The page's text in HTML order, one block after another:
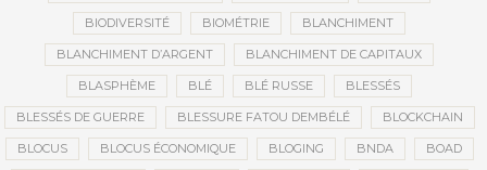
BIODIVERSITÉ BIOMÉTRIE BLANCHIMENT
BLANCHIMENT D’ARGENT BLANCHIMENT DE CAPITAUX
BLASPHÈME BLÉ BLÉ RUSSE BLESSÉS
BLESSÉS DE GUERRE BLESSURE FATOU DEMBÉLÉ BLOCKCHAIN
BLOCUS BLOCUS ÉCONOMIQUE BLOGING BNDA BOAD